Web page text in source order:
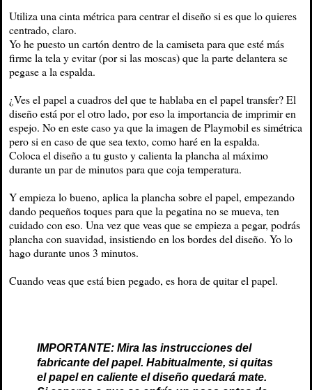
Utiliza una cinta métrica para centrar el diseño si es que lo quieres
centrado, claro.
Yo he puesto un cartón dentro de la camiseta para que esté más
firme la tela y evitar (por si las moscas) que la parte delantera se
pegase a la espalda.
¿Ves el papel a cuadros del que te hablaba en el papel transfer? El
diseño está por el otro lado, por eso la importancia de imprimir en
espejo. No en este caso ya que la imagen de Playmobil es simétrica
pero si en caso de que sea texto, como haré en la espalda.
Coloca el diseño a tu gusto y calienta la plancha al máximo
durante un par de minutos para que coja temperatura.
Y empieza lo bueno, aplica la plancha sobre el papel, empezando
dando pequeños toques para que la pegatina no se mueva, ten
cuidado con eso. Una vez que veas que se empieza a pegar, podrás
plancha con suavidad, insistiendo en los bordes del diseño. Yo lo
hago durante unos 3 minutos.
Cuando veas que está bien pegado, es hora de quitar el papel.
IMPORTANTE: Mira las instrucciones del
fabricante del papel. Habitualmente, si quitas
el papel en caliente el diseño quedará mate.